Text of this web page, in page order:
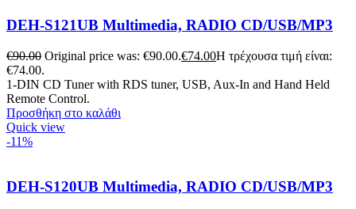
DEH-S121UB Multimedia, RADIO CD/USB/MP3
€90.00 Original price was: €90.00.€74.00Η τρέχουσα τιμή είναι:
€74.00.
1-DIN CD Tuner with RDS tuner, USB, Aux-In and Hand Held
Remote Control.
Προσθήκη στο καλάθι
Quick view
-11%
DEH-S120UB Multimedia, RADIO CD/USB/MP3